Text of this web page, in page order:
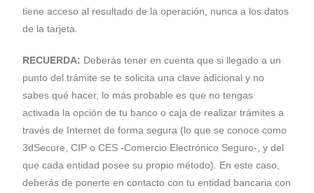
tiene acceso al resultado de la operación, nunca a los datos
de la tarjeta.
RECUERDA: Deberás tener en cuenta que si llegado a un
punto del trámite se te solicita una clave adicional y no
sabes qué hacer, lo más probable es que no tengas
activada la opción de tu banco o caja de realizar trámites a
través de Internet de forma segura (lo que se conoce como
3dSecure, CIP o CES -Comercio Electrónico Seguro-, y del
que cada entidad posee su propio método). En este caso,
deberás de ponerte en contacto con tu entidad bancaria con